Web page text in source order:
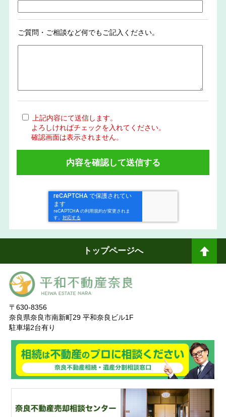
ご質問・ご相談など何でもご記入ください。
上記内容にて送信します。
よろしければチェックを入れてください。
確認画面は表示されません。
トップページへ
ージトップへ
〒630-8356
奈良県奈良市南新町29 平和奈良ビル1F
駐車場2台有り